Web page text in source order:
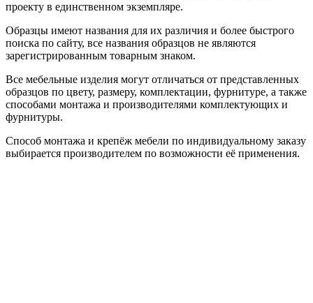
проекту в единственном экземпляре.
Образцы имеют названия для их различия и более быстрого
поиска по сайту, все названия образцов не являются
зарегистрированным товарным знаком.
Все мебельные изделия могут отличаться от представленных
образцов по цвету, размеру, комплектации, фурнитуре, а также
способами монтажа и производителями комплектующих и
фурнитуры.
Способ монтажа и крепёж мебели по индивидуальному заказу
выбирается производителем по возможности её применения.